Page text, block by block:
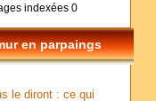
indexées 0
en parpaings
le diront : ce qui